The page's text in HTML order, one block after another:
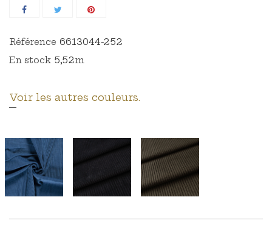
Référence 6613044-252
En stock 5,52m
Voir les autres couleurs.